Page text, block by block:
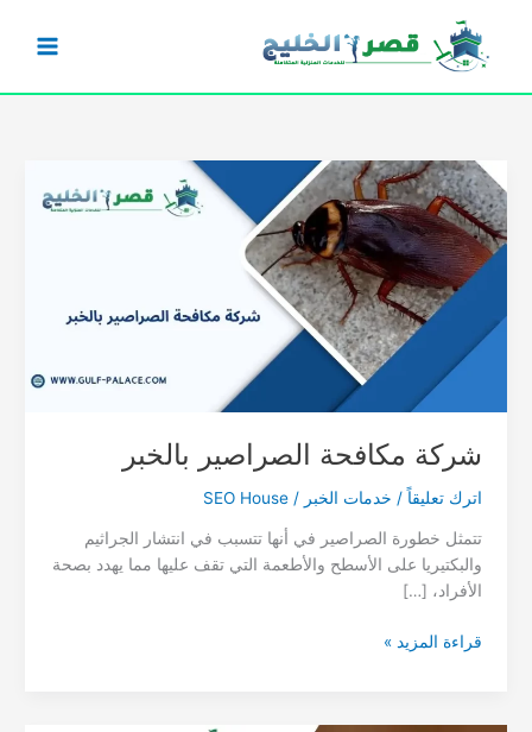
المحتوى
شركة مكافحة الصراصير بالخبر
اترك تعليقاً / خدمات الخبر /
SEO House
تتمثل خطورة الصراصير في أنها تتسبب في انتشار الجراثيم
والبكتيريا على الأسطح والأطعمة التي تقف عليها مما يهدد بصحة
الأفراد، […]
شركة
قراءة المزيد »